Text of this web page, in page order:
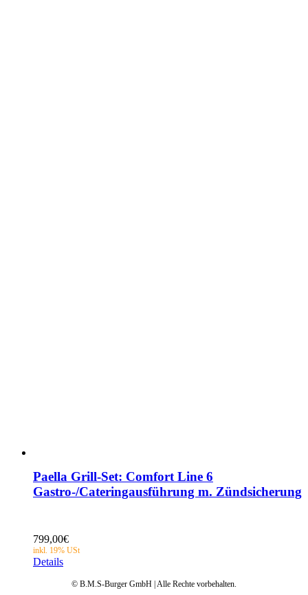
Paella Grill-Set: Comfort Line 6
Gastro-/Cateringausführung m. Zündsicherung
799,00€
Details
© B.M.S-Burger GmbH | Alle Rechte vorbehalten.